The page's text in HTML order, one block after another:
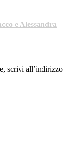
e Alessandra
scrivi all’indirizzo